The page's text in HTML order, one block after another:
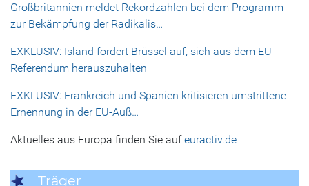
Großbritannien meldet Rekordzahlen bei dem Programm
zur Bekämpfung der Radikalis…
EXKLUSIV: Island fordert Brüssel auf, sich aus dem EU-
Referendum herauszuhalten
EXKLUSIV: Frankreich und Spanien kritisieren umstrittene
Ernennung in der EU-Auß…
Aktuelles aus Europa finden Sie aufeuractiv.de
Träger